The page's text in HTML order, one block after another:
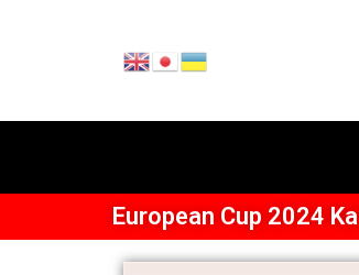
European Cup 2024